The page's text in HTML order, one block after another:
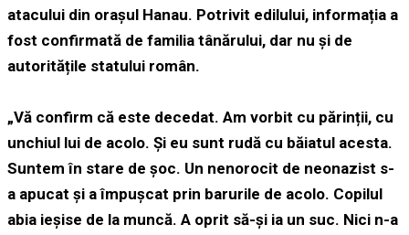
atacului din orașul Hanau. Potrivit edilului, informația a
fost confirmată de familia tânărului, dar nu și de
autoritățile statului român.
„Vă confirm că este decedat. Am vorbit cu părinții, cu
unchiul lui de acolo. Și eu sunt rudă cu băiatul acesta.
Suntem în stare de șoc. Un nenorocit de neonazist s-
a apucat și a împușcat prin barurile de acolo. Copilul
abia ieșise de la muncă. A oprit să-și ia un suc. Nici n-a